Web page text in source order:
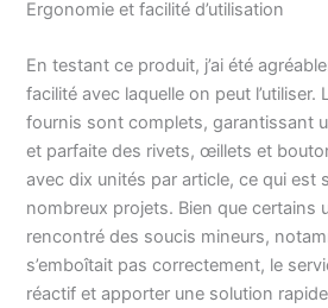
les rivets
matrices
pression
mm : la
mm sera
matrices
No3 et
être
matrices
pression
Ergonomie et facilité d’utilisation
En testant ce produit, j’ai été
facilité avec laquelle on peut l’utiliser.
fournis sont complets, garantissant
et parfaite des rivets, œillets et
avec dix unités par article, ce qui est
nombreux projets. Bien que certains
rencontré des soucis mineurs,
s’emboîtait pas correctement, le
réactif et apporter une solution